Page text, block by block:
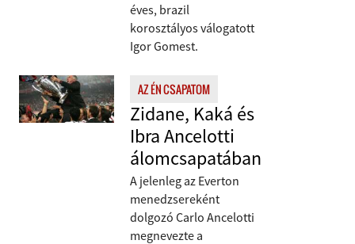
éves, brazil
korosztályos válogatott
Igor Gomest.
AZ ÉN CSAPATOM
Zidane, Kaká és
Ibra Ancelotti
álomcsapatában
A jelenleg az Everton
menedzsereként
dolgozó Carlo Ancelotti
megnevezte a